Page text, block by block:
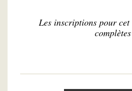
Les inscriptions pour cet
complètes